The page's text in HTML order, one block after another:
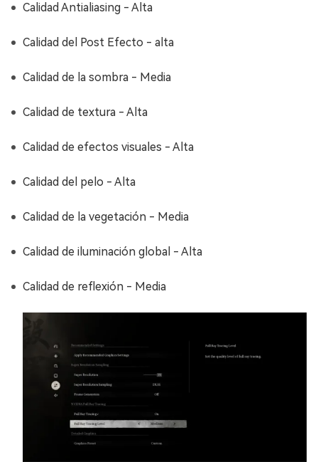
Calidad Antialiasing - Alta
Calidad del Post Efecto - alta
Calidad de la sombra - Media
Calidad de textura - Alta
Calidad de efectos visuales - Alta
Calidad del pelo - Alta
Calidad de la vegetación - Media
Calidad de iluminación global - Alta
Calidad de reflexión - Media